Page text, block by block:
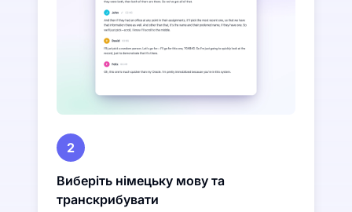
2
Виберіть німецьку мову та
транскрибувати